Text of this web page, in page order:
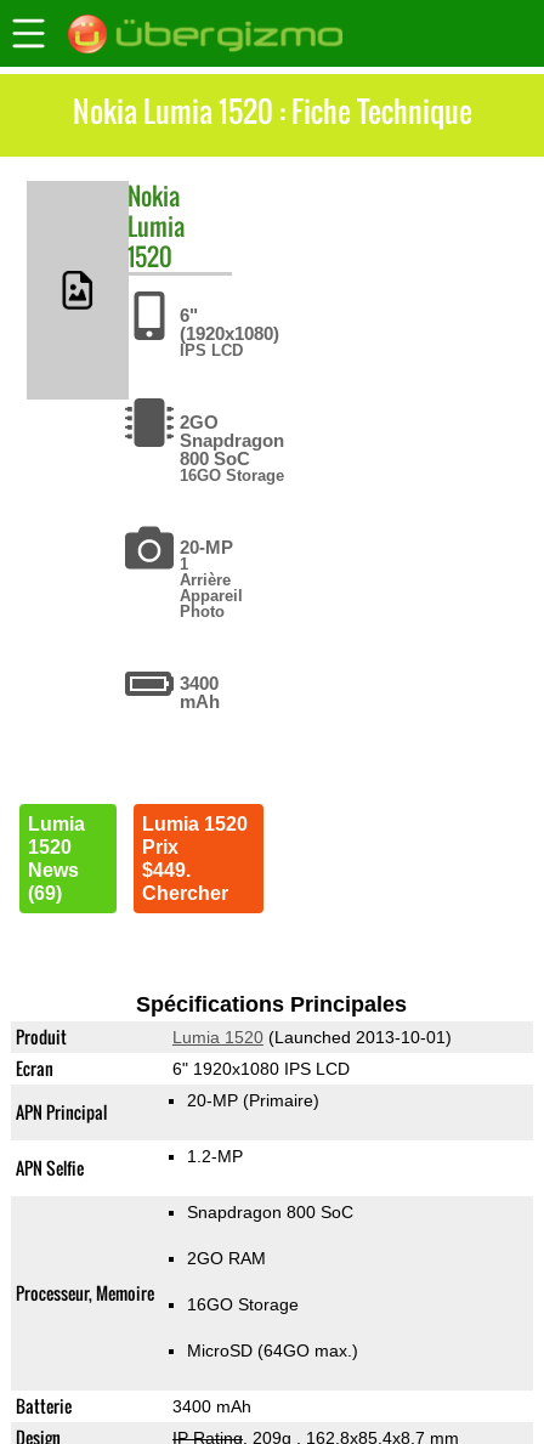
Nokia Lumia 1520 : Fiche Technique
Nokia
Lumia
1520
6"
(1920x1080)
IPS LCD
2GO
Snapdragon
800 SoC
16GO Storage
20-MP
1
Arrière
Appareil
Photo
3400
mAh
Lumia
1520
News
(69)
Lumia 1520
Prix
$449.
Chercher
Spécifications Principales
Produit Lumia 1520(Launched 2013-10-01)
Ecran 6" 1920x1080 IPS LCD
APN Principal 20-MP (Primaire)
APN Selfie 1.2-MP
Processeur, Memoire
Snapdragon 800 SoC
2GO RAM
16GO Storage
MicroSD (64GO max.)
Batterie 3400 mAh
Design IP Rating, 209g , 162.8x85.4x8.7 mm